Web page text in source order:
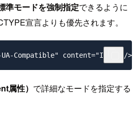
準モードを強制指定できるように
宣言よりも優先されます。
Compatible" content="IE=8" />
属性） で詳細なモードを指定する